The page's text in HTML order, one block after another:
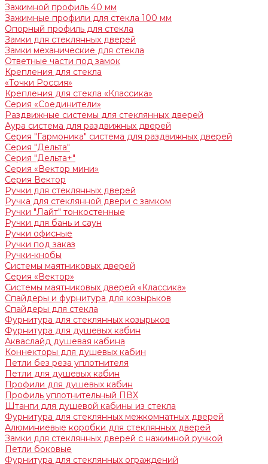
Зажимной профиль 40 мм
Зажимные профили для стекла 100 мм
Опорный профиль для стекла
Замки для стеклянных дверей
Замки механические для стекла
Ответные части под замок
Крепления для стекла
«Точки Россия»
Крепления для стекла «Классика»
Серия «Соединители»
Раздвижные системы для стеклянных дверей
Аура система для раздвижных дверей
Серия "Гармоника" система для раздвижных дверей
Серия "Дельта"
Серия "Дельта+"
Серия «Вектор мини»
Серия Вектор
Ручки для стеклянных дверей
Ручка для стеклянной двери с замком
Ручки "Лайт" тонкостенные
Ручки для бань и саун
Ручки офисные
Ручки под заказ
Ручки-кнобы
Системы маятниковых дверей
Серия «Вектор»
Системы маятниковых дверей «Классика»
Спайдеры и фурнитура для козырьков
Спайдеры для стекла
Фурнитура для стеклянных козырьков
Фурнитура для душевых кабин
Акваслайд душевая кабина
Коннекторы для душевых кабин
Петли без реза уплотнителя
Петли для душевых кабин
Профили для душевых кабин
Профиль уплотнительный ПВХ
Штанги для душевой кабины из стекла
Фурнитура для стеклянных межкомнатных дверей
Алюминиевые коробки для стеклянных дверей
Замки для стеклянных дверей с нажимной ручкой
Петли боковые
Фурнитура для стеклянных ограждений